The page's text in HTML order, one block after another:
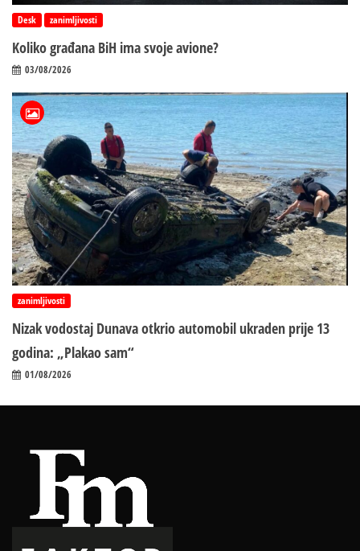
Desk zanimljivosti
Koliko građana BiH ima svoje avione?
03/08/2026
zanimljivosti
Nizak vodostaj Dunava otkrio automobil ukraden prije 13
godina: „Plakao sam“
01/08/2026